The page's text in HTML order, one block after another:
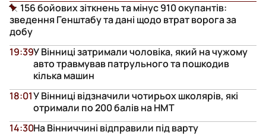
156 бойових зіткнень та мінус 910 окупантів:
зведення Генштабу та дані щодо втрат ворога за
добу
У Вінниці затримали чоловіка, який на чужому
авто травмував патрульного та пошкодив
кілька машин
19:39
У Вінниці відзначили чотирьох школярів, які
отримали по 200 балів на НМТ
18:01
На Вінниччині відправили під варту
14:30